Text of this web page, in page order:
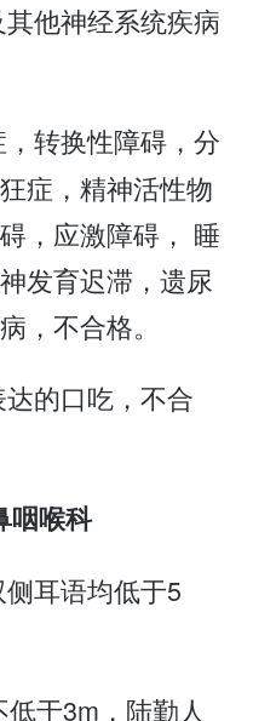
他神经系统疾病
转换性障碍，分
症，精神活性物
，应激障碍， 睡
发育迟滞，遗尿
，不合格。
的口吃，不合
咽喉科
耳语均低于5
于3m，陆勤人